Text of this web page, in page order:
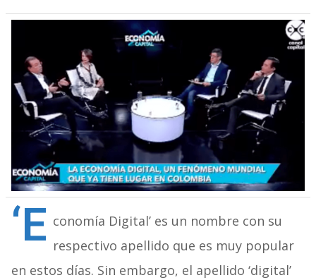
‘E conomía Digital’ es un nombre con su
respectivo apellido que es muy popular
en estos días. Sin embargo, el apellido ‘digital’